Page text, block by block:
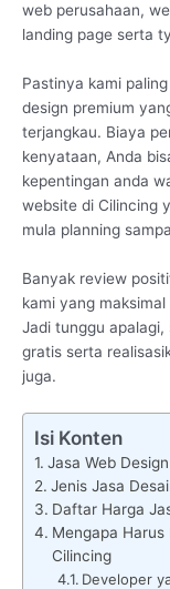
web perusahaan,
landing page serta
Pastinya kami
design premium
terjangkau. Biaya
kenyataan, Anda
kepentingan anda
website di Cilincing
mula planning
Banyak review
kami yang
Jadi tunggu apalagi,
gratis serta
juga.
Isi Konten
Jasa Web
Jenis Jasa
Daftar Harga
Mengapa Harus
Cilincing
Developer